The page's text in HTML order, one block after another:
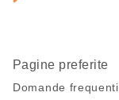
Pagine preferite
Domande frequenti